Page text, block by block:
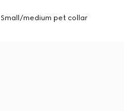
Small/medium pet collar